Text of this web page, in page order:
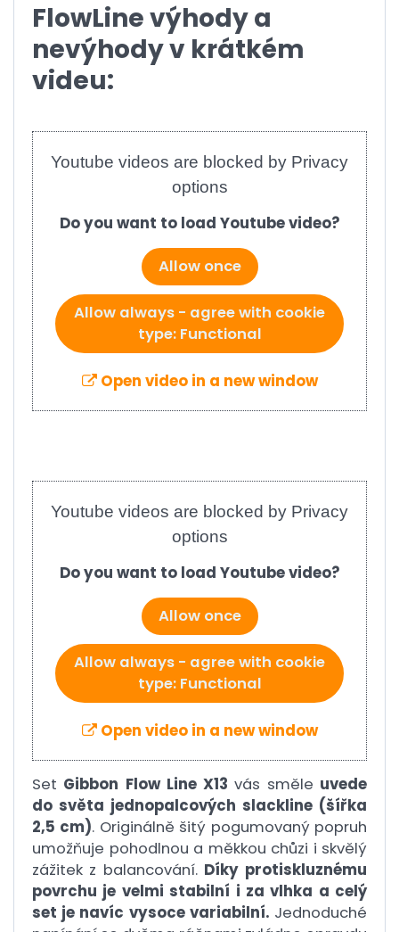
FlowLine výhody a
nevýhody v krátkém
videu:
Youtube videos are blocked by Privacy
options
Do you want to load Youtube video?
Allow once
Allow always - agree with cookie
type: Functional
Open video in a new window
Youtube videos are blocked by Privacy
options
Do you want to load Youtube video?
Allow once
Allow always - agree with cookie
type: Functional
Open video in a new window
Set Gibbon Flow Line X13 vás směle uvede
do světa jednopalcových slackline (šířka
2,5 cm). Originálně šitý pogumovaný popruh
umožňuje pohodlnou a měkkou chůzi i skvělý
zážitek z balancování. Díky protiskluznému
povrchu je velmi stabilní i za vlhka a celý
set je navíc vysoce variabilní. Jednoduché